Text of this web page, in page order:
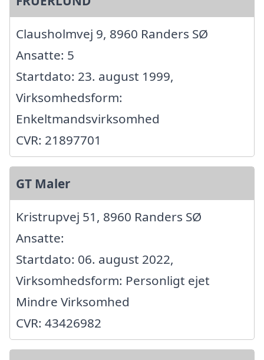
Clausholmvej 9, 8960 Randers SØ
Ansatte: 5
Startdato: 23. august 1999,
Virksomhedsform:
Enkeltmandsvirksomhed
CVR: 21897701
GT Maler
Kristrupvej 51, 8960 Randers SØ
Ansatte:
Startdato: 06. august 2022,
Virksomhedsform: Personligt ejet
Mindre Virksomhed
CVR: 43426982